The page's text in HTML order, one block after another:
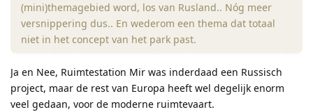
(mini)themagebied word, los van Rusland.. Nóg meer
versnippering dus.. En wederom een thema dat totaal
niet in het concept van het park past.
Ja en Nee, Ruimtestation Mir was inderdaad een Russisch
project, maar de rest van Europa heeft wel degelijk enorm
veel gedaan, voor de moderne ruimtevaart.